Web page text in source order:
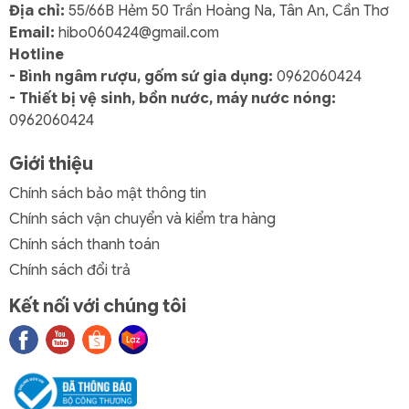
dễ vệ sinh
⏱ Thời gian giữ lạnh:
trường sử dụng.
Nắp kín + khóa gài chắc chắn
Hạn chế nước chảy khi di chuyển
Phù hợp sử dụng cho picnic hoặc xe bán nước
Có van xả nước tiện lợi
Không cần nghiêng thùng để đổ nước đá tan. Chỉ cần
xoay van là xả nước dễ dàng.
Nhựa PP nguyên sinh – an toàn thực phẩm
✅ Không chứa chất độc hại
✅ Không ám mùi thực phẩm
✅ Có thể đựng nước đá hoặc hải sản trực tiếp
Địa chỉ: 55/66B Hẻm 50 Trần Hoàng Na, Tân An, Cần Thơ
Email: hibo060424@gmail.com
Hotline
- Bình ngâm rượu, gốm sứ gia dụng: 0962060424
- Thiết bị vệ sinh, bồn nước, máy nước nóng:
0962060424
Giới thiệu
Chính sách bảo mật thông tin
Chính sách vận chuyển và kiểm tra hàng
Chính sách thanh toán
Chính sách đổi trả
Kết nối với chúng tôi